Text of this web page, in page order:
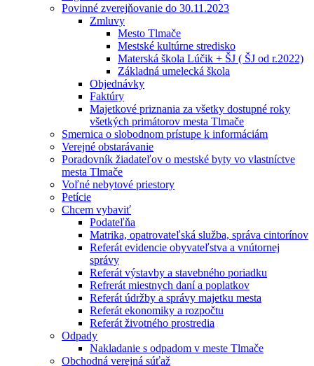
Povinné zverejňovanie do 30.11.2023
Zmluvy
Mesto Tlmače
Mestské kultúrne stredisko
Materská škola Lúčik + ŠJ ( ŠJ od r.2022)
Základná umelecká škola
Objednávky
Faktúry
Majetkové priznania za všetky dostupné roky
všetkých primátorov mesta Tlmače
Smernica o slobodnom prístupe k informáciám
Verejné obstarávanie
Poradovník žiadateľov o mestské byty vo vlastníctve
mesta Tlmače
Voľné nebytové priestory
Petície
Chcem vybaviť
Podateľňa
Matrika, opatrovateľská služba, správa cintorínov
Referát evidencie obyvateľstva a vnútornej
správy
Referát výstavby a stavebného poriadku
Refrerát miestnych daní a poplatkov
Referát údržby a správy majetku mesta
Referát ekonomiky a rozpočtu
Referát životného prostredia
Odpady
Nakladanie s odpadom v meste Tlmače
Obchodná verejná súťaž